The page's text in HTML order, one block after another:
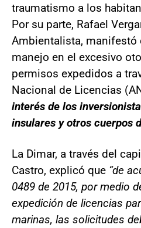
traumatismo a los
Por su parte, Rafael
Ambientalista, manifestó
manejo en el excesivo
permisos expedidos a
Nacional de Licencias
interés de los
insulares y otros cuerpos
La Dimar, a través del
Castro, explicó que “de
0489 de 2015, por medio
expedición de licencias
marinas, las solicitudes